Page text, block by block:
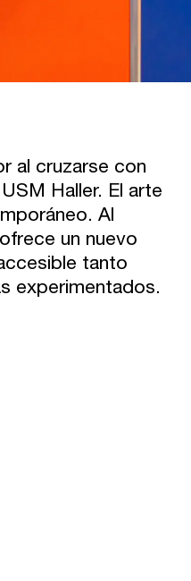
al cruzarse con
Haller. El arte
Al
un nuevo
tanto
experimentados.